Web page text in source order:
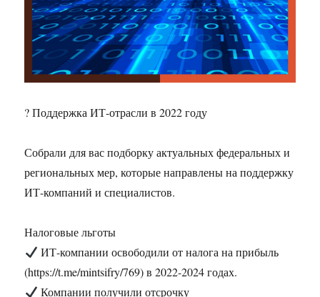
? Поддержка ИТ-отрасли в 2022 году
Собрали для вас подборку актуальных федеральных и
региональных мер, которые направлены на поддержку
ИТ-компаний и специалистов.
Налоговые льготы
ИТ-компании освободили от налога на прибыль
(https://t.me/mintsifry/769) в 2022-2024 годах.
Компании получили отсрочку